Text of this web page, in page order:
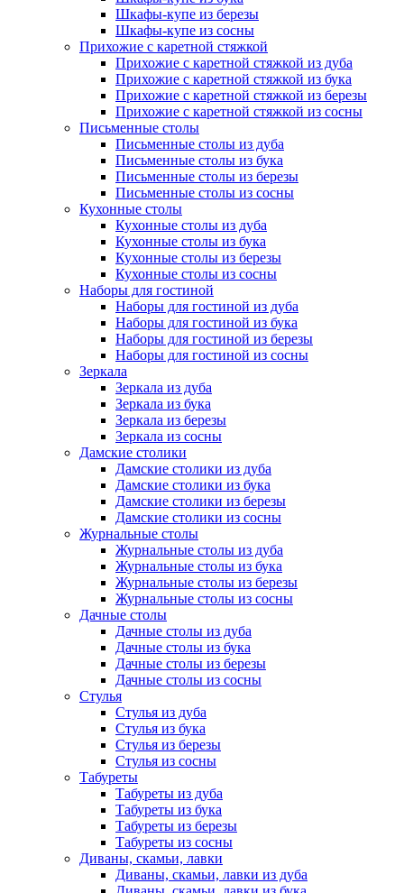
Шкафы-купе из березы
Шкафы-купе из сосны
Прихожие с каретной стяжкой
Прихожие с каретной стяжкой из дуба
Прихожие с каретной стяжкой из бука
Прихожие с каретной стяжкой из березы
Прихожие с каретной стяжкой из сосны
Письменные столы
Письменные столы из дуба
Письменные столы из бука
Письменные столы из березы
Письменные столы из сосны
Кухонные столы
Кухонные столы из дуба
Кухонные столы из бука
Кухонные столы из березы
Кухонные столы из сосны
Наборы для гостиной
Наборы для гостиной из дуба
Наборы для гостиной из бука
Наборы для гостиной из березы
Наборы для гостиной из сосны
Зеркала
Зеркала из дуба
Зеркала из бука
Зеркала из березы
Зеркала из сосны
Дамские столики
Дамские столики из дуба
Дамские столики из бука
Дамские столики из березы
Дамские столики из сосны
Журнальные столы
Журнальные столы из дуба
Журнальные столы из бука
Журнальные столы из березы
Журнальные столы из сосны
Дачные столы
Дачные столы из дуба
Дачные столы из бука
Дачные столы из березы
Дачные столы из сосны
Стулья
Стулья из дуба
Стулья из бука
Стулья из березы
Стулья из сосны
Табуреты
Табуреты из дуба
Табуреты из бука
Табуреты из березы
Табуреты из сосны
Диваны, скамьи, лавки
Диваны, скамьи, лавки из дуба